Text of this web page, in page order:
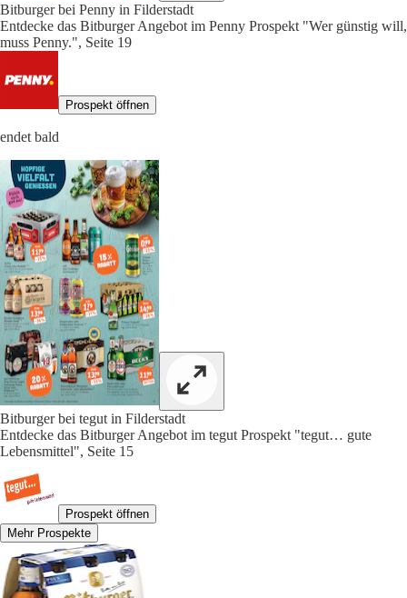
Bitburger bei Penny in Filderstadt
Entdecke das Bitburger Angebot im Penny Prospekt "Wer günstig will,
muss Penny.", Seite 19
Prospekt öffnen
endet bald
Bitburger bei tegut in Filderstadt
Entdecke das Bitburger Angebot im tegut Prospekt "tegut… gute
Lebensmittel", Seite 15
Prospekt öffnen
Mehr Prospekte